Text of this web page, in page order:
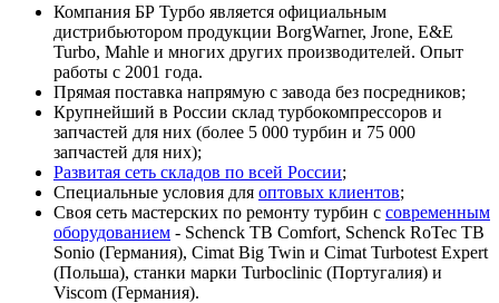
Компания БР Турбо является официальным
дистрибьютором продукции BorgWarner, Jrone, E&E
Turbo, Mahle и многих других производителей. Опыт
работы с 2001 года.
Прямая поставка напрямую с завода без посредников;
Крупнейший в России склад турбокомпрессоров и
запчастей для них (более 5 000 турбин и 75 000
запчастей для них);
Развитая сеть складов по всей России;
Специальные условия для оптовых клиентов;
Своя сеть мастерских по ремонту турбин с современным
оборудованием - Schenck TB Comfort, Schenck RoTec TB
Sonio (Германия), Cimat Big Twin и Cimat Turbotest Expert
(Польша), станки марки Turboclinic (Португалия) и
Viscom (Германия).